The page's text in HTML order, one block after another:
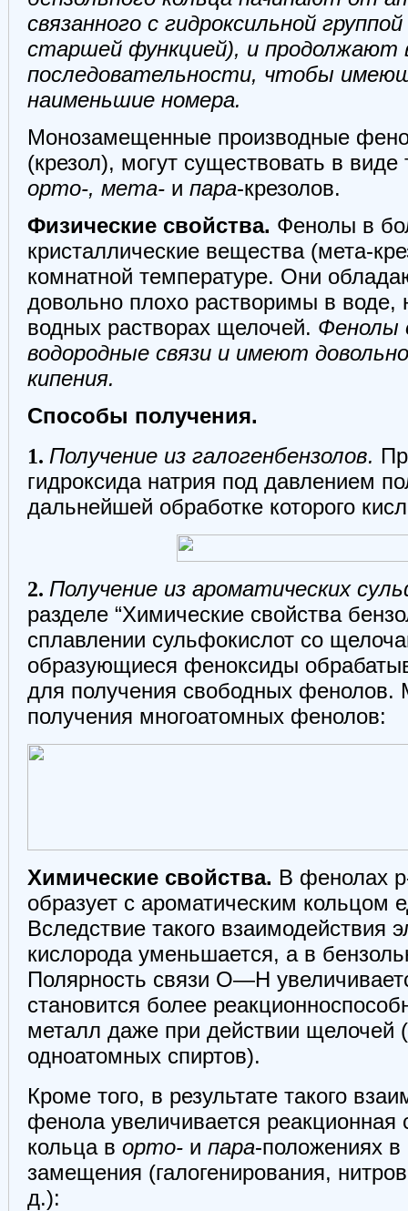
связанного с гидроксильной
старшей функцией), и продолжают
последовательности, чтобы
наименьшие номера.
Монозамещенные производные
(крезол), могут существовать в
орто-, мета- и пара-крезолов.
Физические свойства. Фенолы в
кристаллические вещества (мета-
комнатной температуре. Они
довольно плохо растворимы в воде,
водных растворах щелочей. Фенолы
водородные связи и имеют
кипения.
Способы получения.
1. Получение из галогенбензолов.
гидроксида натрия под давлением
дальнейшей обработке которого
2. Получение из ароматических
разделе “Химические свойства
сплавлении сульфокислот со
образующиеся феноксиды
для получения свободных
получения многоатомных фенолов:
Химические свойства. В фенолах
образует с ароматическим кольцом
Вследствие такого взаимодействия
кислорода уменьшается, а в
Полярность связи О—Н
становится более
металл даже при действии щелочей
одноатомных спиртов).
Кроме того, в результате такого
фенола увеличивается реакционная
кольца в орто- и пара-положениях в
замещения (галогенирования,
д.):